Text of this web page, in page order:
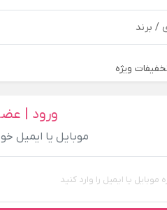
ویژه
ورود |
موبایل یا ایمیل